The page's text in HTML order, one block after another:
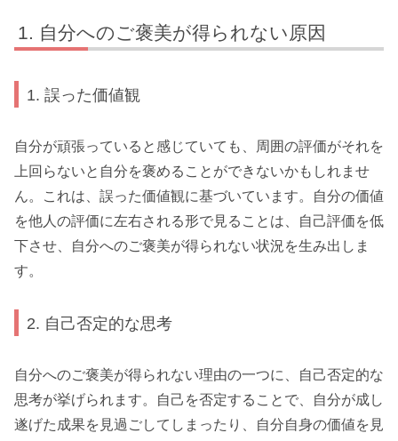
自分へのご褒美が得られない原因
1. 誤った価値観
自分が頑張っていると感じていても、周囲の評価がそれを
上回らないと自分を褒めることができないかもしれませ
ん。これは、誤った価値観に基づいています。自分の価値
を他人の評価に左右される形で見ることは、自己評価を低
下させ、自分へのご褒美が得られない状況を生み出しま
す。
2. 自己否定的な思考
自分へのご褒美が得られない理由の一つに、自己否定的な
思考が挙げられます。自己を否定することで、自分が成し
遂げた成果を見過ごしてしまったり、自分自身の価値を見